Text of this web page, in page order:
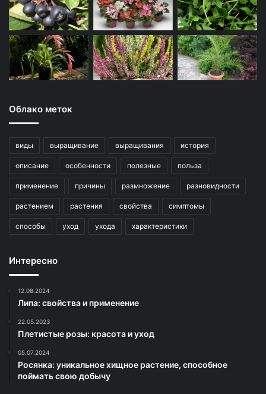
Облако меток
виды выращивание выращивания история
описание особенности полезные польза
применение причины размножение разновидности
растением растения свойства симптомы
способы уход ухода характеристики
Интересно
12.08.2024
Липа: свойства и применение
22.05.2023
Плетистые розы: красота и уход
05.07.2024
Росянка: уникальное хищное растение, способное
поймать свою добычу